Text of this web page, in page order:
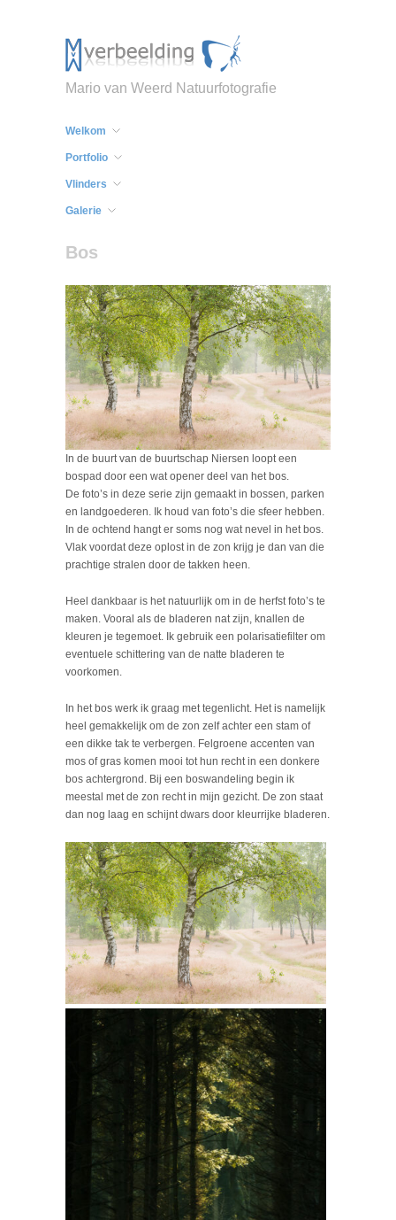
Mario van Weerd Natuurfotografie
Welkom
Portfolio
Vlinders
Galerie
Bos
In de buurt van de buurtschap Niersen loopt een
bospad door een wat opener deel van het bos.
De foto’s in deze serie zijn gemaakt in bossen, parken
en landgoederen. Ik houd van foto’s die sfeer hebben.
In de ochtend hangt er soms nog wat nevel in het bos.
Vlak voordat deze oplost in de zon krijg je dan van die
prachtige stralen door de takken heen.
Heel dankbaar is het natuurlijk om in de herfst foto’s te
maken. Vooral als de bladeren nat zijn, knallen de
kleuren je tegemoet. Ik gebruik een polarisatiefilter om
eventuele schittering van de natte bladeren te
voorkomen.
In het bos werk ik graag met tegenlicht. Het is namelijk
heel gemakkelijk om de zon zelf achter een stam of
een dikke tak te verbergen. Felgroene accenten van
mos of gras komen mooi tot hun recht in een donkere
bos achtergrond. Bij een boswandeling begin ik
meestal met de zon recht in mijn gezicht. De zon staat
dan nog laag en schijnt dwars door kleurrijke bladeren.